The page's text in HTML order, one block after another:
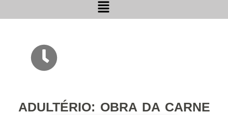
ADULTÉRIO: OBRA DA CARNE